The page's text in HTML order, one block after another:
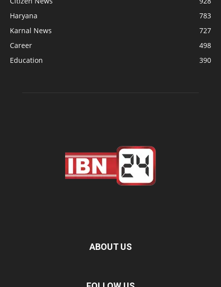
Haryana
783
Karnal News
727
Career
498
Education
390
ABOUT US